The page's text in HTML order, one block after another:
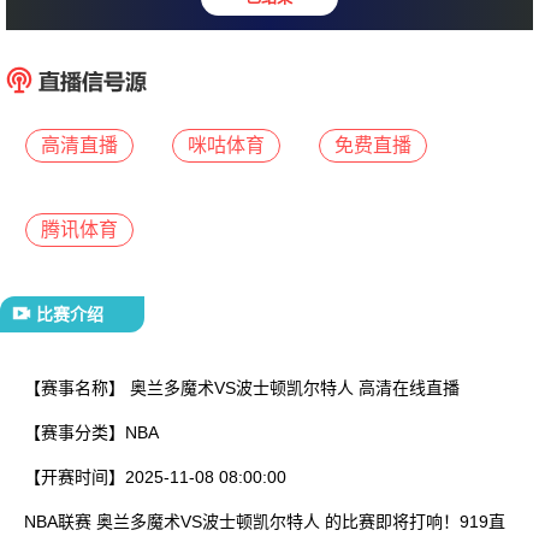
奥兰多魔术 : 波士顿
高清直播 咪咕体育 免费直播
腾讯体育
比赛介绍
【赛事名称】 奥兰多魔术VS波士顿凯尔特人 高清在线直播
【赛事分类】 NBA
【开赛时间】 2025-11-08 08:00:00
NBA联赛 奥兰多魔术VS波士顿凯尔特人 的比赛即将打响！919直